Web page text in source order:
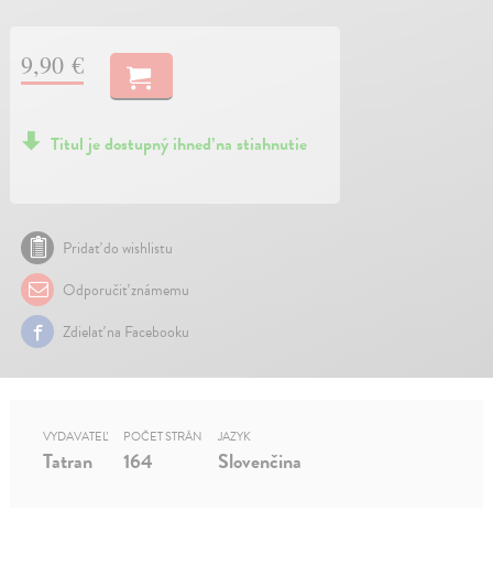
9,90 €
Titul je dostupný ihneď na stiahnutie
Pridať do wishlistu
Odporučiť známemu
Zdielať na Facebooku
VYDAVATEĽ
Tatran
POČET STRÁN
164
JAZYK
Slovenčina